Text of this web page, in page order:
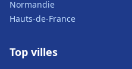
Normandie
Hauts-de-France
Top villes